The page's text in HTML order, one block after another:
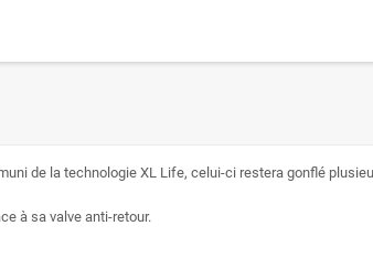
de la technologie XL Life, celui-ci restera gonflé
à sa valve anti-retour.